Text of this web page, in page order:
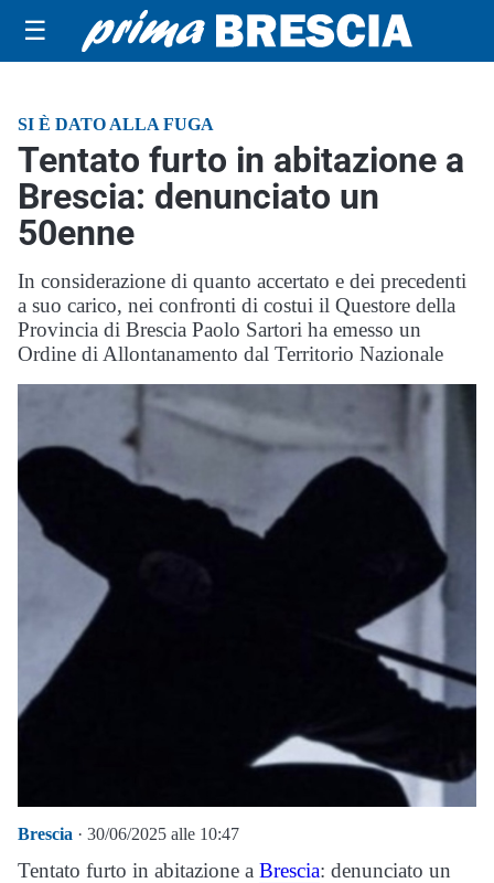
☰
SI È DATO ALLA FUGA
Tentato furto in abitazione a
Brescia: denunciato un
50enne
In considerazione di quanto accertato e dei precedenti
a suo carico, nei confronti di costui il Questore della
Provincia di Brescia Paolo Sartori ha emesso un
Ordine di Allontanamento dal Territorio Nazionale
Brescia · 30/06/2025 alle 10:47
Tentato furto in abitazione a Brescia: denunciato un